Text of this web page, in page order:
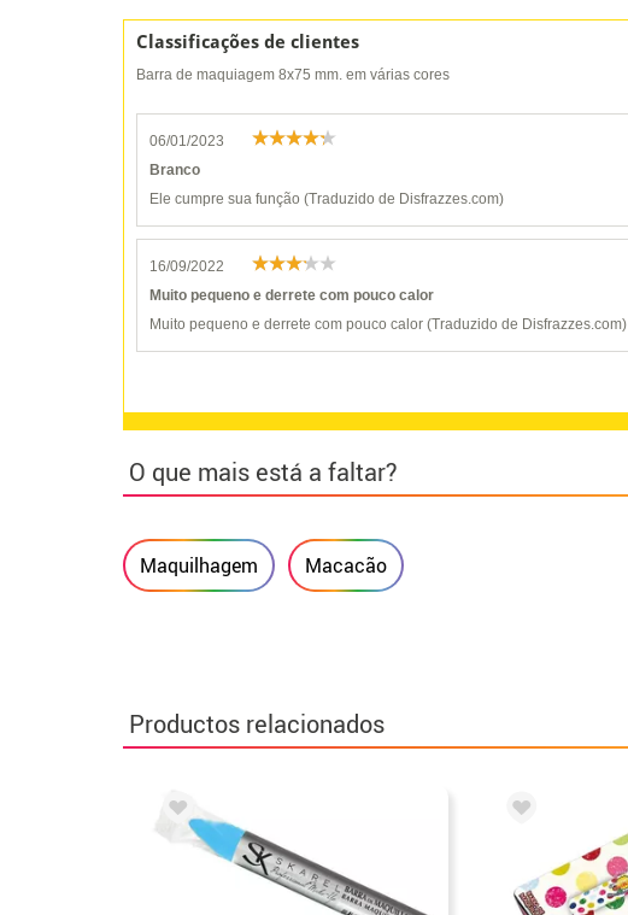
Classificações de clientes
Barra de maquiagem 8x75 mm. em várias cores
06/01/2023
Branco
Ele cumpre sua função (Traduzido de Disfrazzes.com)
16/09/2022
Muito pequeno e derrete com pouco calor
Muito pequeno e derrete com pouco calor (Traduzido de Disfrazzes.com)
O que mais está a faltar?
Maquilhagem Macacão
Productos relacionados